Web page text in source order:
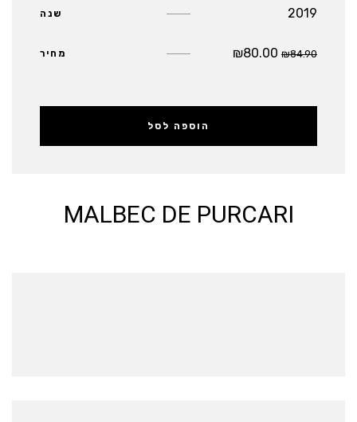
שנה 2019
מחיר ₪84.90
₪80.00
הוספה לסל
MALBEC DE PURCARI